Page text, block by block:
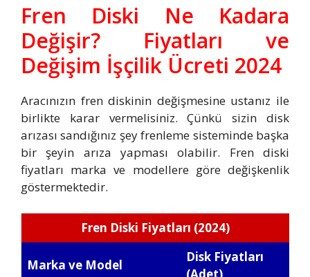
Fren Diski Ne Kadara
Değişir? Fiyatları ve
Değişim İşçilik Ücreti 2024
Aracınızın fren diskinin değişmesine ustanız ile
birlikte karar vermelisiniz. Çünkü sizin disk
arızası sandığınız şey frenleme sisteminde başka
bir şeyin arıza yapması olabilir. Fren diski
fiyatları marka ve modellere göre değişkenlik
göstermektedir.
Fren Diski Fiyatları (2024)
Marka ve Model
Disk Fiyatları